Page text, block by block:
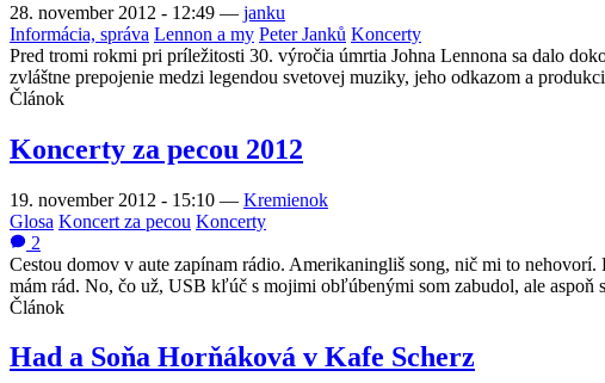
28. november 2012 - 12:49 — janku
Informácia, správa Lennon a my Peter Janků Koncerty
Pred tromi rokmi pri príležitosti 30. výročia úmrtia Johna Lennona sa dalo
zvláštne prepojenie medzi legendou svetovej muziky, jeho odkazom a
Článok
Koncerty za pecou 2012
19. november 2012 - 15:10 — Kremienok
Glosa Koncert za pecou Koncerty
2
Cestou domov v aute zapínam rádio. Amerikaningliš song, nič mi to
mám rád. No, čo už, USB kľúč s mojimi obľúbenými som zabudol, ale aspoň
Článok
Had a Soňa Horňáková v Kafe Scherz